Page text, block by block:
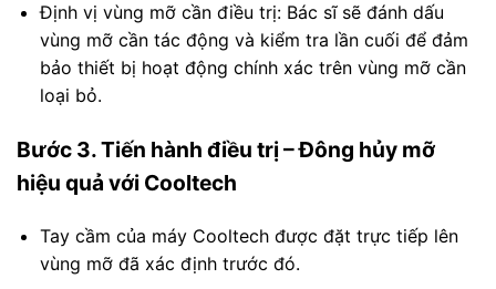
Định vị vùng mỡ cần điều trị: Bác sĩ sẽ đánh dấu
vùng mỡ cần tác động và kiểm tra lần cuối để đảm
bảo thiết bị hoạt động chính xác trên vùng mỡ cần
loại bỏ.
Bước 3. Tiến hành điều trị – Đông hủy mỡ
hiệu quả với Cooltech
Tay cầm của máy Cooltech được đặt trực tiếp lên
vùng mỡ đã xác định trước đó.